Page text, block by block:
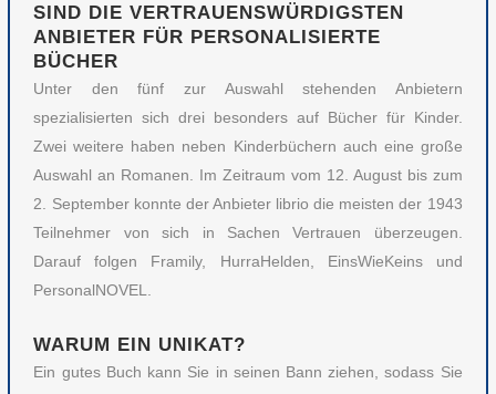
SIND DIE VERTRAUENSWÜRDIGSTEN
ANBIETER FÜR PERSONALISIERTE
BÜCHER
Unter den fünf zur Auswahl stehenden Anbietern
spezialisierten sich drei besonders auf Bücher für Kinder.
Zwei weitere haben neben Kinderbüchern auch eine große
Auswahl an Romanen. Im Zeitraum vom 12. August bis zum
2. September konnte der Anbieter librio die meisten der 1943
Teilnehmer von sich in Sachen Vertrauen überzeugen.
Darauf folgen Framily, HurraHelden, EinsWieKeins und
PersonalNOVEL.
WARUM EIN UNIKAT?
Ein gutes Buch kann Sie in seinen Bann ziehen, sodass Sie